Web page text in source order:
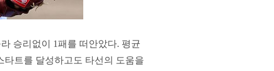
승리없이 1패를 떠안았다. 평균
타트를 달성하고도 타선의 도움을